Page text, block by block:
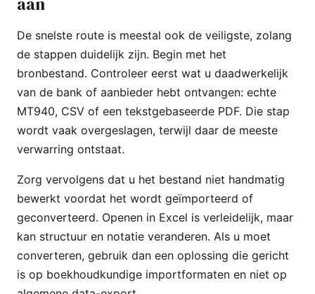
De snelste route is meestal ook de veiligste, zolang
de stappen duidelijk zijn. Begin met het
bronbestand. Controleer eerst wat u daadwerkelijk
van de bank of aanbieder hebt ontvangen: echte
MT940, CSV of een tekstgebaseerde PDF. Die stap
wordt vaak overgeslagen, terwijl daar de meeste
verwarring ontstaat.
Zorg vervolgens dat u het bestand niet handmatig
bewerkt voordat het wordt geïmporteerd of
geconverteerd. Openen in Excel is verleidelijk, maar
kan structuur en notatie veranderen. Als u moet
converteren, gebruik dan een oplossing die gericht
is op boekhoudkundige importformaten en niet op